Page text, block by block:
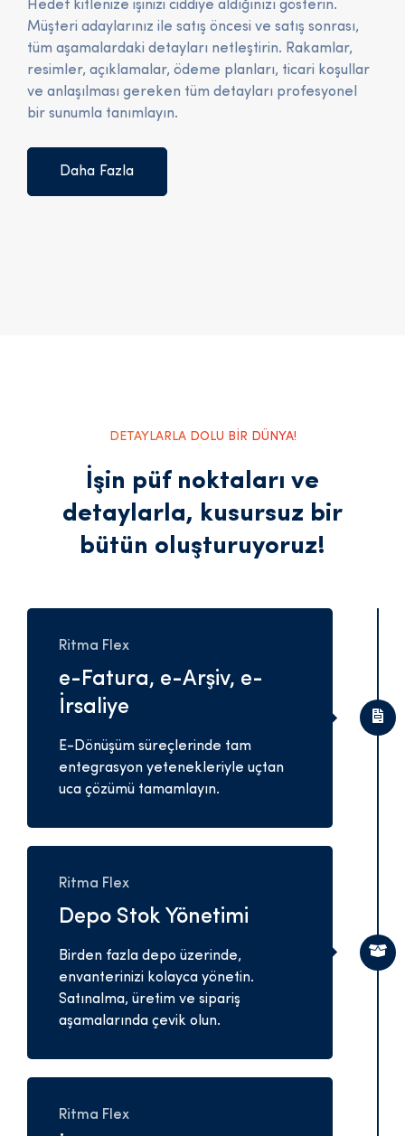
Hedef kitlenize işinizi ciddiye aldığınızı gösterin.
Müşteri adaylarınız ile satış öncesi ve satış sonrası,
tüm aşamalardaki detayları netleştirin. Rakamlar,
resimler, açıklamalar, ödeme planları, ticari koşullar
ve anlaşılması gereken tüm detayları profesyonel
bir sunumla tanımlayın.
Daha Fazla
DETAYLARLA DOLU BİR DÜNYA!
İşin püf noktaları ve
detaylarla, kusursuz bir
bütün oluşturuyoruz!
Ritma Flex
e-Fatura, e-Arşiv, e-
İrsaliye
E-Dönüşüm süreçlerinde tam
entegrasyon yetenekleriyle uçtan
uca çözümü tamamlayın.
Ritma Flex
Depo Stok Yönetimi
Birden fazla depo üzerinde,
envanterinizi kolayca yönetin.
Satınalma, üretim ve sipariş
aşamalarında çevik olun.
Ritma Flex